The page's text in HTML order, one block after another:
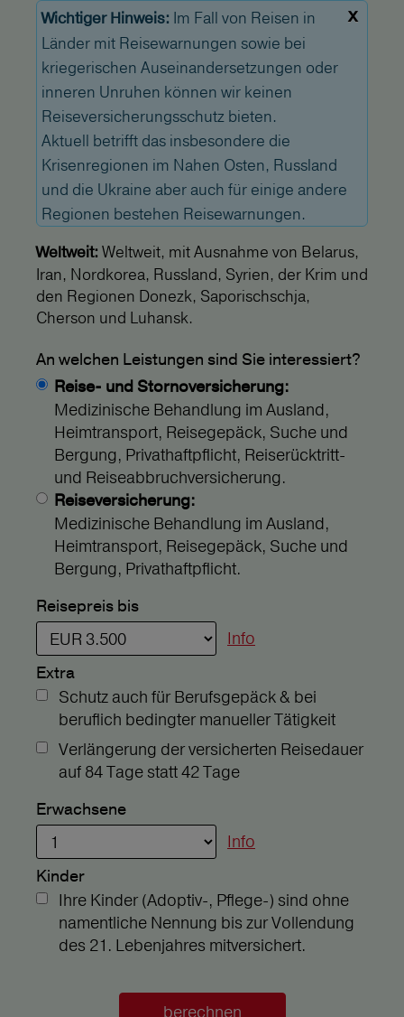
x
Wichtiger Hinweis: Im Fall von Reisen in
Länder mit Reisewarnungen sowie bei
kriegerischen Auseinandersetzungen oder
inneren Unruhen können wir keinen
Reiseversicherungsschutz bieten.
Aktuell betrifft das insbesondere die
Krisenregionen im Nahen Osten, Russland
und die Ukraine aber auch für einige andere
Regionen bestehen Reisewarnungen.
Weltweit: Weltweit, mit Ausnahme von Belarus,
Iran, Nordkorea, Russland, Syrien, der Krim und
den Regionen Donezk, Saporischschja,
Cherson und Luhansk.
An welchen Leistungen sind Sie interessiert?
Reise- und Stornoversicherung:
Medizinische Behandlung im Ausland,
Heimtransport, Reisegepäck, Suche und
Bergung, Privathaftpflicht, Reiserücktritt-
und Reiseabbruchversicherung.
Reiseversicherung:
Medizinische Behandlung im Ausland,
Heimtransport, Reisegepäck, Suche und
Bergung, Privathaftpflicht.
Reisepreis bis
Info
Extra
Schutz auch für Berufsgepäck & bei
beruflich bedingter manueller Tätigkeit
Verlängerung der versicherten Reisedauer
auf 84 Tage statt 42 Tage
Erwachsene
Info
Kinder
Ihre Kinder (Adoptiv-, Pflege-) sind ohne
namentliche Nennung bis zur Vollendung
des 21. Lebenjahres mitversichert.
berechnen